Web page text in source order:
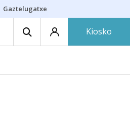
Gaztelugatxe
Kiosko